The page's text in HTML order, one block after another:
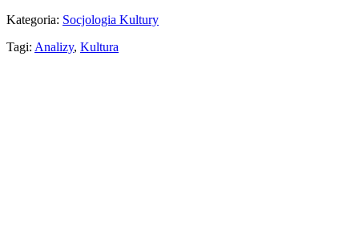
Kategoria: Socjologia Kultury
Tagi: Analizy, Kultura